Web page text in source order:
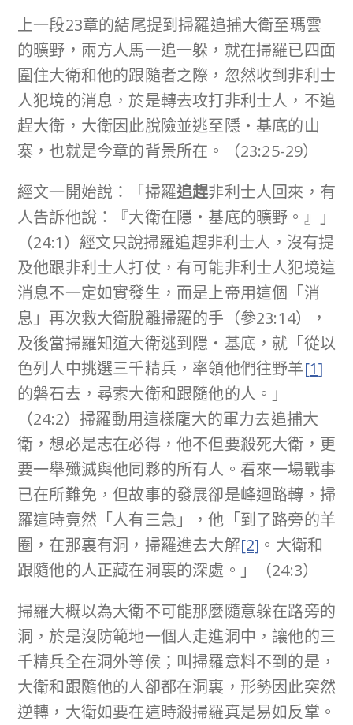
上一段23章的結尾提到掃羅追捕大衛至瑪雲
的曠野，兩方人馬一追一躲，就在掃羅已四面
圍住大衛和他的跟隨者之際，忽然收到非利士
人犯境的消息，於是轉去攻打非利士人，不追
趕大衛，大衛因此脫險並逃至隱‧基底的山
寨，也就是今章的背景所在。（23:25-29）
經文一開始說：「掃羅追趕非利士人回來，有
人告訴他說：『大衛在隱‧基底的曠野。』」
（24:1）經文只說掃羅追趕非利士人，沒有提
及他跟非利士人打仗，有可能非利士人犯境這
消息不一定如實發生，而是上帝用這個「消
息」再次救大衛脫離掃羅的手（參23:14），
及後當掃羅知道大衛逃到隱‧基底，就「從以
色列人中挑選三千精兵，率領他們往野羊[1]
的磐石去，尋索大衛和跟隨他的人。」
（24:2）掃羅動用這樣龐大的軍力去追捕大
衛，想必是志在必得，他不但要殺死大衛，更
要一舉殲滅與他同夥的所有人。看來一場戰事
已在所難免，但故事的發展卻是峰迴路轉，掃
羅這時竟然「人有三急」，他「到了路旁的羊
圈，在那裏有洞，掃羅進去大解[2] 。大衛和
跟隨他的人正藏在洞裏的深處。」（24:3）
掃羅大概以為大衛不可能那麼隨意躲在路旁的
洞，於是沒防範地一個人走進洞中，讓他的三
千精兵全在洞外等候；叫掃羅意料不到的是，
大衛和跟隨他的人卻都在洞裏，形勢因此突然
逆轉，大衛如要在這時殺掃羅真是易如反掌。